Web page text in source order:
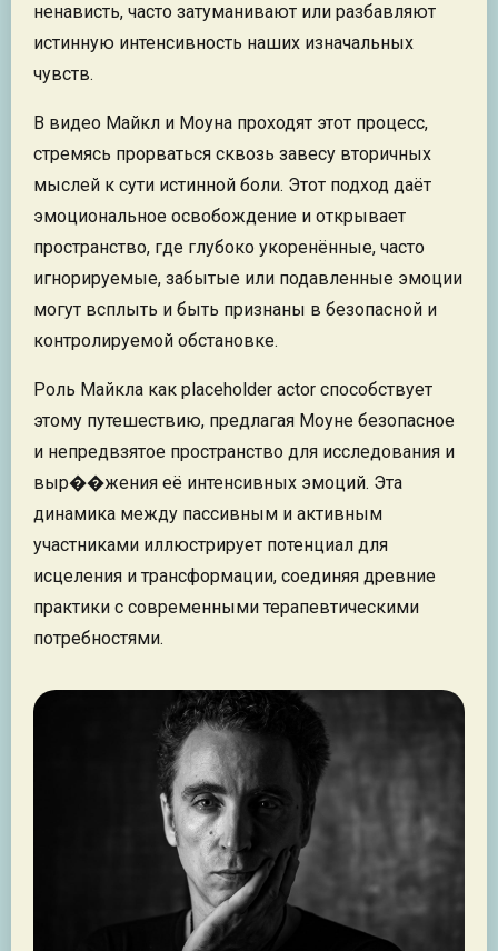
ненависть, часто затуманивают или разбавляют
истинную интенсивность наших изначальных
чувств.
В видео Майкл и Моуна проходят этот процесс,
стремясь прорваться сквозь завесу вторичных
мыслей к сути истинной боли. Этот подход даёт
эмоциональное освобождение и открывает
пространство, где глубоко укоренённые, часто
игнорируемые, забытые или подавленные эмоции
могут всплыть и быть признаны в безопасной и
контролируемой обстановке.
Роль Майкла как placeholder actor способствует
этому путешествию, предлагая Моуне безопасное
и непредвзятое пространство для исследования и
выр��жения её интенсивных эмоций. Эта
динамика между пассивным и активным
участниками иллюстрирует потенциал для
исцеления и трансформации, соединяя древние
практики с современными терапевтическими
потребностями.